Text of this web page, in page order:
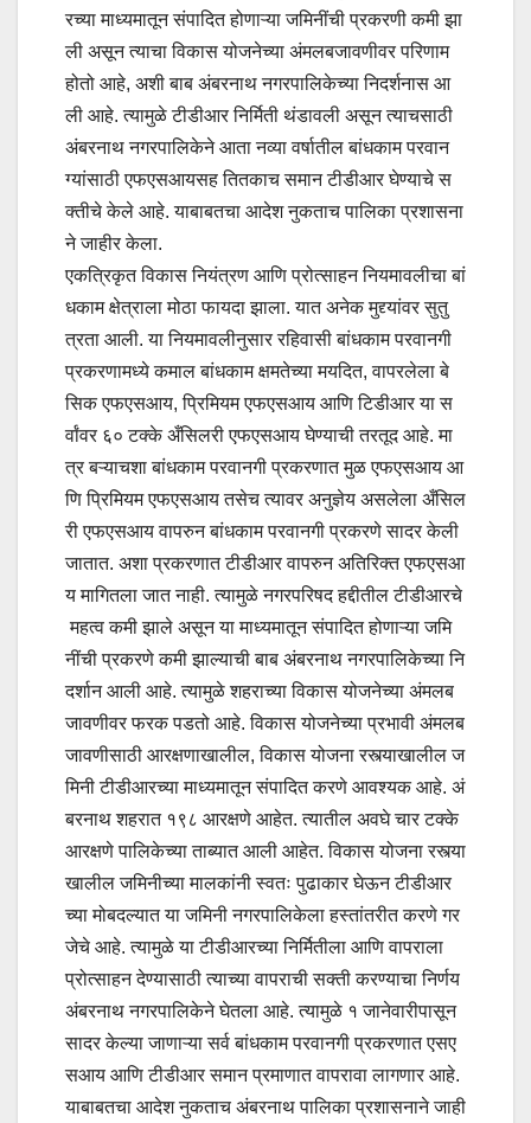
रच्या माध्यमातून संपादित होणाऱ्या जमिनींची प्रकरणी कमी झा
ली असून त्याचा विकास योजनेच्या अंमलबजावणीवर परिणाम
होतो आहे, अशी बाब अंबरनाथ नगरपालिकेच्या निदर्शनास आ
ली आहे. त्यामुळे टीडीआर निर्मिती थंडावली असून त्याचसाठी
अंबरनाथ नगरपालिकेने आता नव्या वर्षातील बांधकाम परवान
ग्यांसाठी एफएसआयसह तितकाच समान टीडीआर घेण्याचे स
क्तीचे केले आहे. याबाबतचा आदेश नुकताच पालिका प्रशासना
ने जाहीर केला.
एकत्रिकृत विकास नियंत्रण आणि प्रोत्साहन नियमावलीचा बां
धकाम क्षेत्राला मोठा फायदा झाला. यात अनेक मुद्द्यांवर सुतु
त्रता आली. या नियमावलीनुसार रहिवासी बांधकाम परवानगी
प्रकरणामध्ये कमाल बांधकाम क्षमतेच्या मयदित, वापरलेला बे
सिक एफएसआय, प्रिमियम एफएसआय आणि टिडीआर या स
र्वांवर ६० टक्के अँसिलरी एफएसआय घेण्याची तरतूद आहे. मा
त्र बऱ्याचशा बांधकाम परवानगी प्रकरणात मुळ एफएसआय आ
णि प्रिमियम एफएसआय तसेच त्यावर अनुज्ञेय असलेला अँसिल
री एफएसआय वापरुन बांधकाम परवानगी प्रकरणे सादर केली
जातात. अशा प्रकरणात टीडीआर वापरुन अतिरिक्त एफएसआ
य मागितला जात नाही. त्यामुळे नगरपरिषद हद्दीतील टीडीआरचे
महत्व कमी झाले असून या माध्यमातून संपादित होणाऱ्या जमि
नींची प्रकरणे कमी झाल्याची बाब अंबरनाथ नगरपालिकेच्या नि
दर्शान आली आहे. त्यामुळे शहराच्या विकास योजनेच्या अंमलब
जावणीवर फरक पडतो आहे. विकास योजनेच्या प्रभावी अंमलब
जावणीसाठी आरक्षणाखालील, विकास योजना रस्त्याखालील ज
मिनी टीडीआरच्या माध्यमातून संपादित करणे आवश्यक आहे. अं
बरनाथ शहरात १९८ आरक्षणे आहेत. त्यातील अवघे चार टक्के
आरक्षणे पालिकेच्या ताब्यात आली आहेत. विकास योजना रस्त्या
खालील जमिनीच्या मालकांनी स्वतः पुढाकार घेऊन टीडीआर
च्या मोबदल्यात या जमिनी नगरपालिकेला हस्तांतरीत करणे गर
जेचे आहे. त्यामुळे या टीडीआरच्या निर्मितीला आणि वापराला
प्रोत्साहन देण्यासाठी त्याच्या वापराची सक्ती करण्याचा निर्णय
अंबरनाथ नगरपालिकेने घेतला आहे. त्यामुळे १ जानेवारीपासून
सादर केल्या जाणाऱ्या सर्व बांधकाम परवानगी प्रकरणात एसए
सआय आणि टीडीआर समान प्रमाणात वापरावा लागणार आहे.
याबाबतचा आदेश नुकताच अंबरनाथ पालिका प्रशासनाने जाही